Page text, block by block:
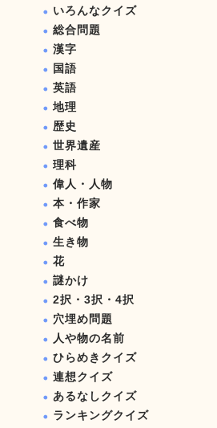
いろんなクイズ
総合問題
漢字
国語
英語
地理
歴史
世界遺産
理科
偉人・人物
本・作家
食べ物
生き物
花
謎かけ
2択・3択・4択
穴埋め問題
人や物の名前
ひらめきクイズ
連想クイズ
あるなしクイズ
ランキングクイズ